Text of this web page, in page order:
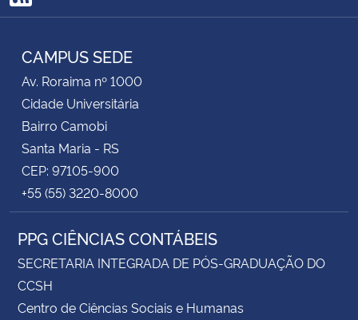
RSS
CAMPUS SEDE
Av. Roraima nº 1000
Cidade Universitária
Bairro Camobi
Santa Maria - RS
CEP: 97105-900
+55 (55) 3220-8000
PPG CIÊNCIAS CONTÁBEIS
SECRETARIA INTEGRADA DE PÓS-GRADUAÇÃO DO
CCSH
Centro de Ciências Sociais e Humanas